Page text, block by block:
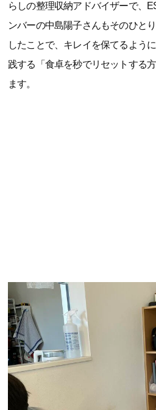
らしの整理収納アドバイザーで、
ンバーの中島陽子さんもそのひと
したことで、キレイを保てるよう
践する「食卓を秒でリセットする
ます。